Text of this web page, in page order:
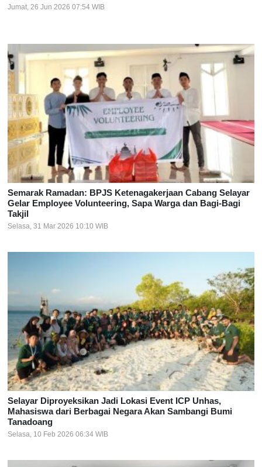
Jumat, 26 Jun 2026 07:54 WIB
Semarak Ramadan: BPJS Ketenagakerjaan Cabang Selayar
Gelar Employee Volunteering, Sapa Warga dan Bagi-Bagi
Takjil
Selasa, 31 Mar 2026 10:10 WIB
Selayar Diproyeksikan Jadi Lokasi Event ICP Unhas,
Mahasiswa dari Berbagai Negara Akan Sambangi Bumi
Tanadoang
Selasa, 10 Feb 2026 06:34 WIB